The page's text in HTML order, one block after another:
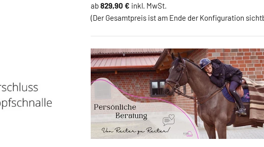
ab829,90 € inkl. MwSt.
(Der Gesamtpreis ist am Ende der Konfiguration